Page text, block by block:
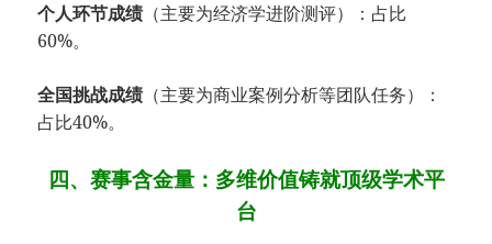
个人环节成绩（主要为经济学进阶测评）：占比
60%。
全国挑战成绩（主要为商业案例分析等团队任务）：
占比40%。
四、赛事含金量：多维价值铸就顶级学术平
台